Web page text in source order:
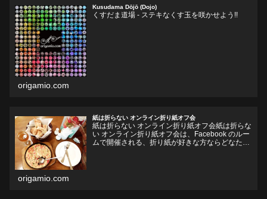
Kusudama Dōjō (Dojo)
くすだま道場 - ステキなくす玉を咲かせよう!!
origamio.com
紙は折らない オンライン折り紙オフ会
紙は折らない オンライン折り紙オフ会紙は折らな
い オンライン折り紙オフ会は、Facebook のルー
ムで開催される、折り紙が好きな方ならどなたで
origamio.com